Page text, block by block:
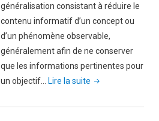
généralisation consistant à réduire le
contenu informatif d’un concept ou
d’un phénomène observable,
généralement afin de ne conserver
que les informations pertinentes pour
un objectif…
Lire la suite "Abstraction"